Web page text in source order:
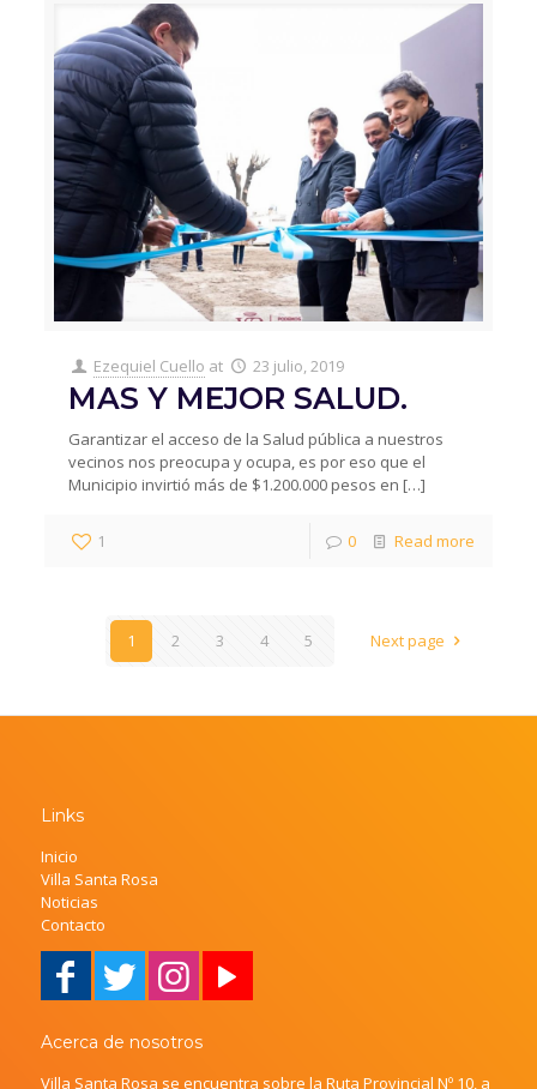
Ezequiel Cuello at 23 julio, 2019
MAS Y MEJOR SALUD.
Garantizar el acceso de la Salud pública a nuestros
vecinos nos preocupa y ocupa, es por eso que el
Municipio invirtió más de $1.200.000 pesos en […]
1 0 Read more
1 2 3 4 5 Next page
Links
Inicio
Villa Santa Rosa
Noticias
Contacto
Acerca de nosotros
Villa Santa Rosa se encuentra sobre la Ruta Provincial Nº 10, a